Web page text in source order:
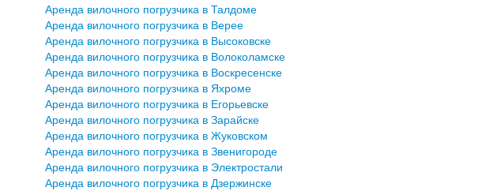
Аренда вилочного погрузчика в Талдоме
Аренда вилочного погрузчика в Верее
Аренда вилочного погрузчика в Высоковске
Аренда вилочного погрузчика в Волоколамске
Аренда вилочного погрузчика в Воскресенске
Аренда вилочного погрузчика в Яхроме
Аренда вилочного погрузчика в Егорьевске
Аренда вилочного погрузчика в Зарайске
Аренда вилочного погрузчика в Жуковском
Аренда вилочного погрузчика в Звенигороде
Аренда вилочного погрузчика в Электростали
Аренда вилочного погрузчика в Дзержинске